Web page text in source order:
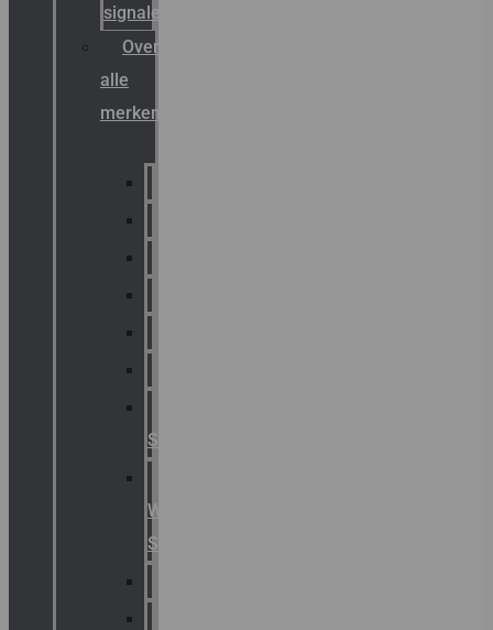
signalering
Overzicht
alle
merken
Signaling
Warning
Signals